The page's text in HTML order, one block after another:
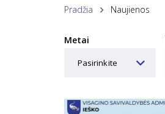
Pradžia Naujienos
Metai
Pasirinkite